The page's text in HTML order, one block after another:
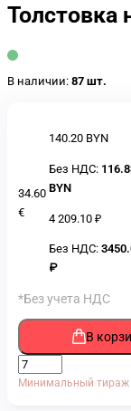
В наличии: 87 шт.
34.60
€
140.20 BYN
Без НДС:
BYN
4 209.10 ₽
Без НДС:
₽
*Без учета НДС
В
Минимальный тираж